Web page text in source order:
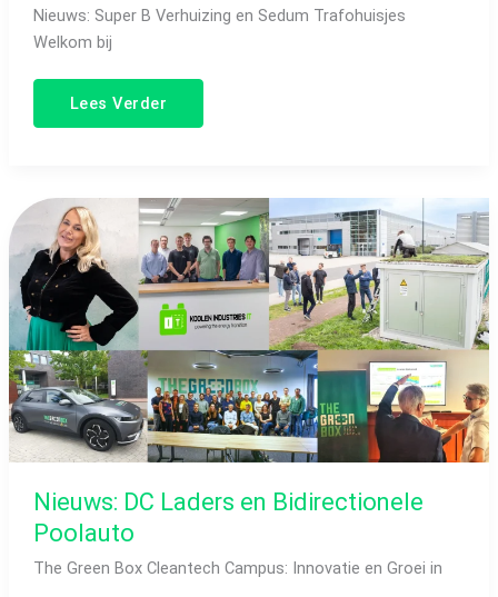
Nieuws: Super B Verhuizing en Sedum Trafohuisjes
Welkom bij
Sedum
Trafohuisjes
Lees Verder
Nieuws: DC Laders en Bidirectionele
Poolauto​
The Green Box Cleantech Campus: Innovatie en Groei in
Nieuws:
DC
Laders
en
Bidirectionele
Poolauto​